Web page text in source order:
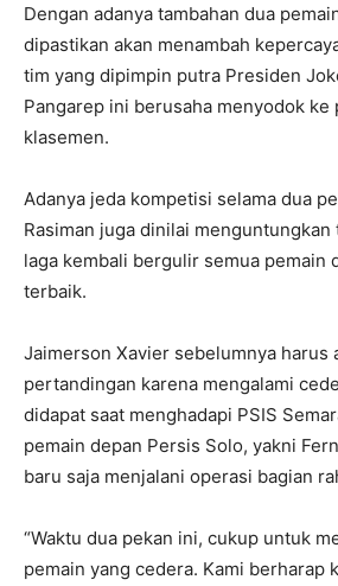
Dengan adanya tambahan dua
dipastikan akan menambah
tim yang dipimpin putra Presiden
Pangarep ini berusaha menyodok ke
klasemen.
Adanya jeda kompetisi selama dua
Rasiman juga dinilai
laga kembali bergulir semua pemain
terbaik.
Jaimerson Xavier sebelumnya harus
pertandingan karena mengalami
didapat saat menghadapi PSIS
pemain depan Persis Solo, yakni
baru saja menjalani operasi bagian
“Waktu dua pekan ini, cukup untuk
pemain yang cedera. Kami berharap